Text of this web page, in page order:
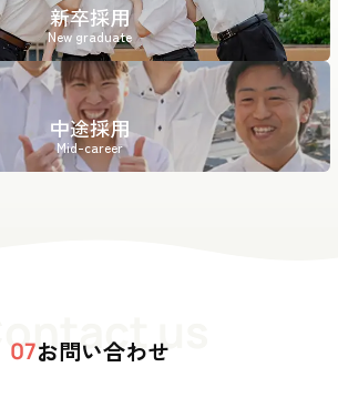
新卒採用
New graduate
中途採用
Mid-career
Contact us
07お問い合わせ